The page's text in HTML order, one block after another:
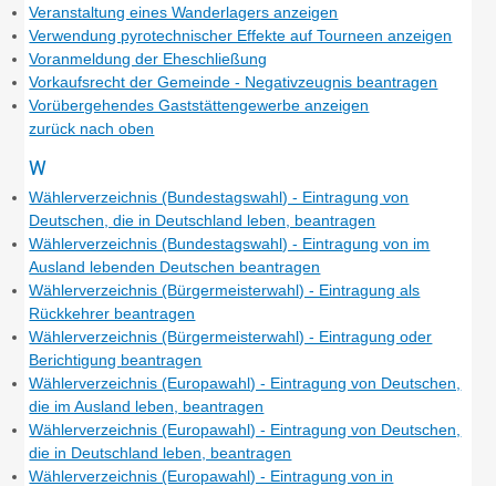
Veranstaltung eines Wanderlagers anzeigen
Verwendung pyrotechnischer Effekte auf Tourneen anzeigen
Voranmeldung der Eheschließung
Vorkaufsrecht der Gemeinde - Negativzeugnis beantragen
Vorübergehendes Gaststättengewerbe anzeigen
zurück nach oben
W
Wählerverzeichnis (Bundestagswahl) - Eintragung von
Deutschen, die in Deutschland leben, beantragen
Wählerverzeichnis (Bundestagswahl) - Eintragung von im
Ausland lebenden Deutschen beantragen
Wählerverzeichnis (Bürgermeisterwahl) - Eintragung als
Rückkehrer beantragen
Wählerverzeichnis (Bürgermeisterwahl) - Eintragung oder
Berichtigung beantragen
Wählerverzeichnis (Europawahl) - Eintragung von Deutschen,
die im Ausland leben, beantragen
Wählerverzeichnis (Europawahl) - Eintragung von Deutschen,
die in Deutschland leben, beantragen
Wählerverzeichnis (Europawahl) - Eintragung von in